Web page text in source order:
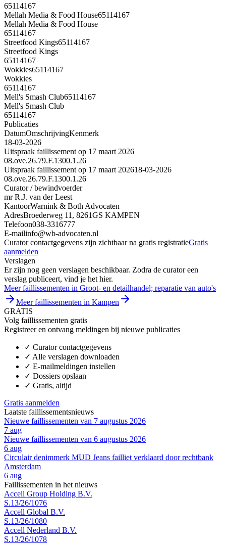
65114167
Mellah Media & Food House65114167
Mellah Media & Food House
65114167
Streetfood Kings65114167
Streetfood Kings
65114167
Wokkies65114167
Wokkies
65114167
Mell's Smash Club65114167
Mell's Smash Club
65114167
Publicaties
DatumOmschrijvingKenmerk
18-03-2026
Uitspraak faillissement op 17 maart 2026
08.ove.26.79.F.1300.1.26
Uitspraak faillissement op 17 maart 202618-03-2026
08.ove.26.79.F.1300.1.26
Curator / bewindvoerder
mr R.J. van der Leest
KantoorWarnink & Both Advocaten
AdresBroederweg 11, 8261GS KAMPEN
Telefoon038-3316777
E-mailinfo@wb-advocaten.nl
Curator contactgegevens zijn zichtbaar na gratis registratieGratis
aanmelden
Verslagen
Er zijn nog geen verslagen beschikbaar. Zodra de curator een
verslag publiceert, vind je het hier.
Meer faillissementen in Groot- en detailhandel; reparatie van auto's
Meer faillissementen in Kampen
GRATIS
Volg faillissementen gratis
Registreer en ontvang meldingen bij nieuwe publicaties
✓ Curator contactgegevens
✓ Alle verslagen downloaden
✓ E-mailmeldingen instellen
✓ Dossiers opslaan
✓ Gratis, altijd
Gratis aanmelden
Laatste faillissementsnieuws
Nieuwe faillissementen van 7 augustus 2026
7 aug
Nieuwe faillissementen van 6 augustus 2026
6 aug
Circulair denimmerk MUD Jeans failliet verklaard door rechtbank
Amsterdam
6 aug
Faillissementen in het nieuws
Accell Group Holding B.V.
S.13/26/1076
Accell Global B.V.
S.13/26/1080
Accell Nederland B.V.
S.13/26/1078